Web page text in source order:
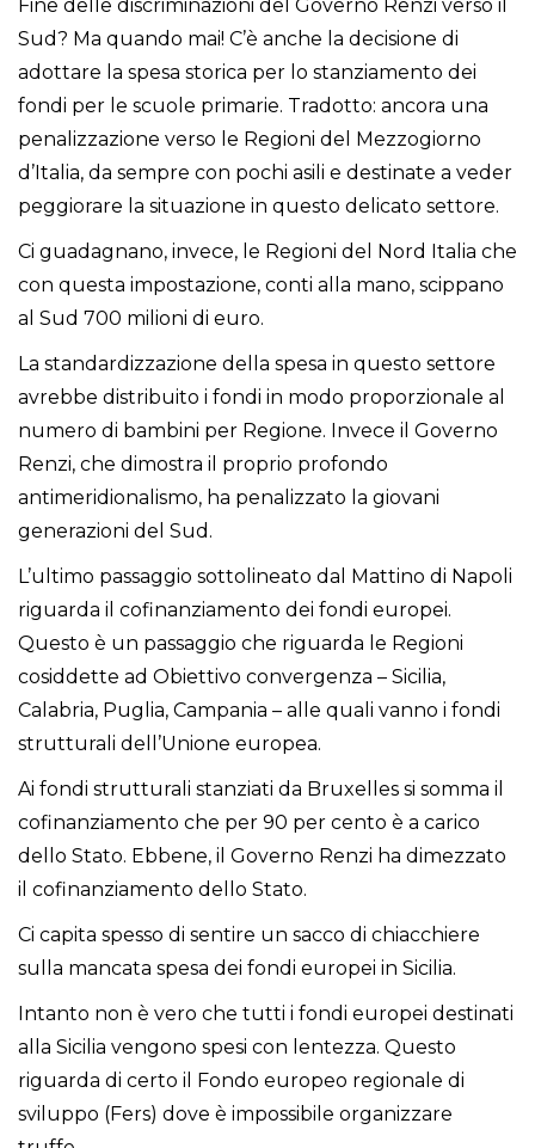
Fine delle discriminazioni del Governo Renzi verso il
Sud? Ma quando mai! C’è anche la decisione di
adottare la spesa storica per lo stanziamento dei
fondi per le scuole primarie. Tradotto: ancora una
penalizzazione verso le Regioni del Mezzogiorno
d’Italia, da sempre con pochi asili e destinate a veder
peggiorare la situazione in questo delicato settore.
Ci guadagnano, invece, le Regioni del Nord Italia che
con questa impostazione, conti alla mano, scippano
al Sud 700 milioni di euro.
La standardizzazione della spesa in questo settore
avrebbe distribuito i fondi in modo proporzionale al
numero di bambini per Regione. Invece il Governo
Renzi, che dimostra il proprio profondo
antimeridionalismo, ha penalizzato la giovani
generazioni del Sud.
L’ultimo passaggio sottolineato dal Mattino di Napoli
riguarda il cofinanziamento dei fondi europei.
Questo è un passaggio che riguarda le Regioni
cosiddette ad Obiettivo convergenza – Sicilia,
Calabria, Puglia, Campania – alle quali vanno i fondi
strutturali dell’Unione europea.
Ai fondi strutturali stanziati da Bruxelles si somma il
cofinanziamento che per 90 per cento è a carico
dello Stato. Ebbene, il Governo Renzi ha dimezzato
il cofinanziamento dello Stato.
Ci capita spesso di sentire un sacco di chiacchiere
sulla mancata spesa dei fondi europei in Sicilia.
Intanto non è vero che tutti i fondi europei destinati
alla Sicilia vengono spesi con lentezza. Questo
riguarda di certo il Fondo europeo regionale di
sviluppo (Fers) dove è impossibile organizzare